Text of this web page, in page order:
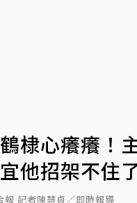
棣心癢癢！
他招架不住
報 記者陳慧貞／即時報導